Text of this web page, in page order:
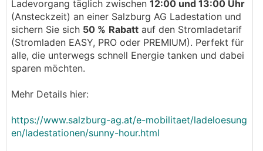
Ladevorgang täglich zwischen 12:00 und 13:00 Uhr
(Ansteckzeit) an einer Salzburg AG Ladestation und
sichern Sie sich 50 % Rabatt auf den Stromladetarif
(Stromladen EASY, PRO oder PREMIUM). Perfekt für
alle, die unterwegs schnell Energie tanken und dabei
sparen möchten.
Mehr Details hier:
https://www.salzburg-ag.at/e-mobilitaet/ladeloesung
en/ladestationen/sunny-hour.html